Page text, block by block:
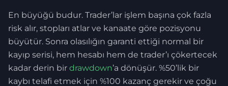
En büyüğü budur. Trader’lar işlem başına çok fazla
risk alır, stopları atlar ve kanaate göre pozisyonu
büyütür. Sonra olasılığın garanti ettiği normal bir
kayıp serisi, hem hesabı hem de trader’ı çökertecek
kadar derin bir drawdown’a dönüşür. %50’lik bir
kaybı telafi etmek için %100 kazanç gerekir ve çoğu